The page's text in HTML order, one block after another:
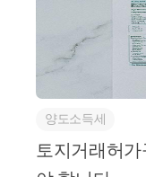
발생☞ 자금조달
및 규제지역 기
0 원 ~ 15억 원 :
원 ~ 25억 원 : 4
규제지역 내 주
서 3.0%로 상향
리금상환비율)
상향으로 종전과
세청 AI 도입 8
사", "AI 세무조
시작" 최근 유튜
니다.특히 "500만
전 국민 계좌를
야기까지 나오고
말하자면, AI 세
양도소득세
토지거래허